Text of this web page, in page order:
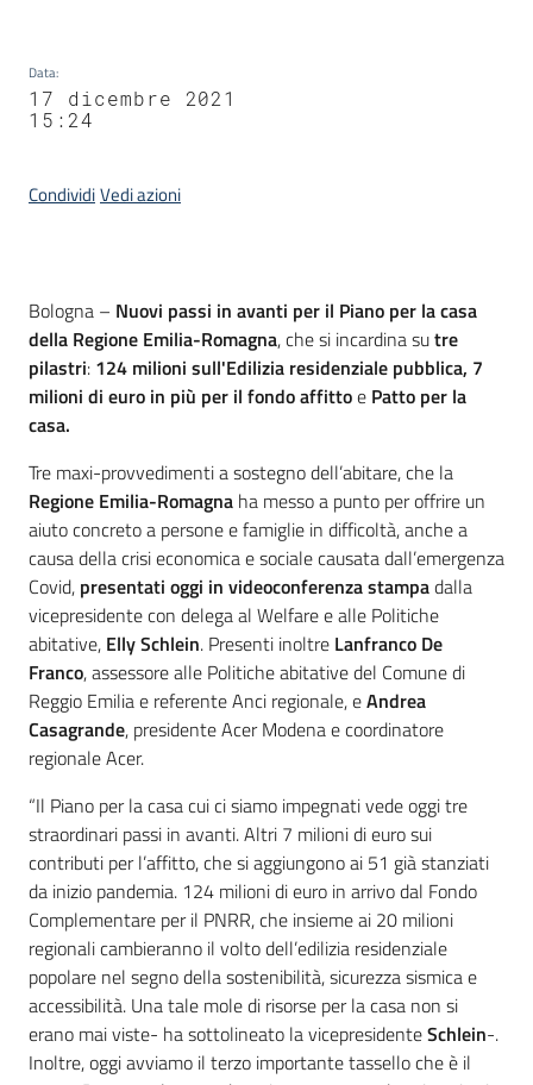
Data:
17 dicembre 2021
15:24
CondividiVedi azioni
Contenuto
Bologna – Nuovi passi in avanti per il Piano per la casa
della Regione Emilia-Romagna, che si incardina sutre
pilastri: 124 milioni sull'Edilizia residenziale pubblica, 7
milioni di euro in più per il fondo affittoe Patto per la
casa.
Tre maxi-provvedimenti a sostegno dell’abitare, che la
Regione Emilia-Romagna ha messo a punto per offrire un
aiuto concreto a persone e famiglie in difficoltà, anche a
causa della crisi economica e sociale causata dall’emergenza
Covid, presentati oggi in videoconferenza stampadalla
vicepresidente con delega al Welfare e alle Politiche
abitative, Elly Schlein. Presenti inoltre Lanfranco De
Franco, assessore alle Politiche abitative del Comune di
Reggio Emilia e referente Anci regionale, eAndrea
Casagrande, presidente Acer Modena e coordinatore
regionale Acer.
“Il Piano per la casa cui ci siamo impegnati vede oggi tre
straordinari passi in avanti. Altri 7 milioni di euro sui
contributi per l’affitto, che si aggiungono ai 51 già stanziati
da inizio pandemia. 124 milioni di euro in arrivo dal Fondo
Complementare per il PNRR, che insieme ai 20 milioni
regionali cambieranno il volto dell’edilizia residenziale
popolare nel segno della sostenibilità, sicurezza sismica e
accessibilità. Una tale mole di risorse per la casa non si
erano mai viste- ha sottolineato la vicepresidenteSchlein-.
Inoltre, oggi avviamo il terzo importante tassello che è il